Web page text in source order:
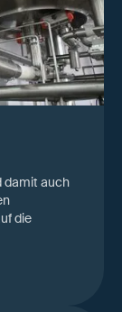
damit auch
die